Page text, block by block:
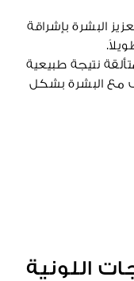
البشرة بإشراقة
نتيجة طبيعية
مع البشرة بشكل
اللونية